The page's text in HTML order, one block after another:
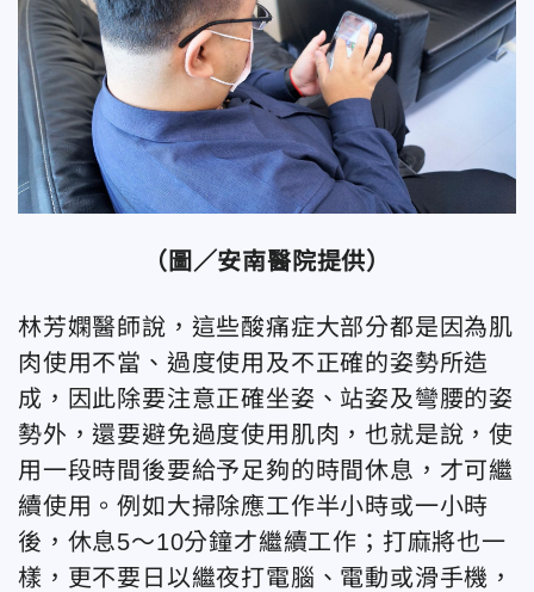
（圖／安南醫院提供）
林芳嫻醫師說，這些酸痛症大部分都是因為肌
肉使用不當、過度使用及不正確的姿勢所造
成，因此除要注意正確坐姿、站姿及彎腰的姿
勢外，還要避免過度使用肌肉，也就是說，使
用一段時間後要給予足夠的時間休息，才可繼
續使用。例如大掃除應工作半小時或一小時
後，休息5～10分鐘才繼續工作；打麻將也一
樣，更不要日以繼夜打電腦、電動或滑手機，